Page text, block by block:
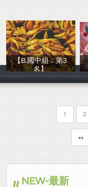
【B.國中組：第3
名】
熱愛生命文教基
1 2
NEW-最新